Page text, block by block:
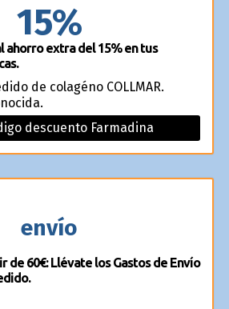
15%
ahorro extra del 15% en tus
de colagéno COLLMAR.
descuento Farmadina
envío
de 60€: Llévate los Gastos de Envío